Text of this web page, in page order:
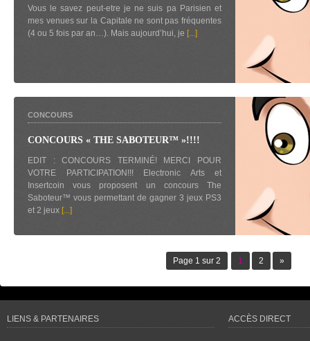
Vous le savez peut-etre je ne suis pa Parisien et
mes venues sur la Capitale ne sont pas fréquentes
(4 ou 5 fois par an…). Mais aujourd’hui, je [...]
CONCOURS
CONCOURS « THE SABOTEUR™ »!!!!
EDIT : CONCOURS TERMINÉ! MERCI POUR
VOTRE PARTICIPATION!!! Electronic Arts et
Insertcoin vous proposent un concours The
Saboteur™ vous permettant de gagner 3 jeux PS3
et 2 jeux [...]
Page 1 sur 2 1 2 »
LIENS & PARTENAIRES ACCÈS DIRECT